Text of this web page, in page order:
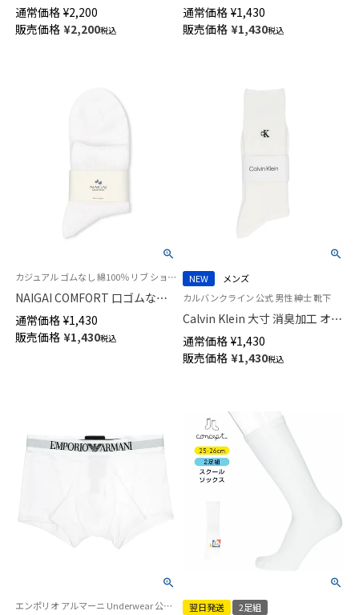
工 ロングホーズ ワンポイント
刺繍 ハイソックス メンズ
02032932
通常価格 ¥2,200
販売価格 ¥2,200税込
ーチにフィット ランニング・ウ
ォーキングをサポートするソッ
クス 消臭糸使用 ショート丈 レ
通常価格 ¥1,430
販売価格 ¥1,430税込
カジュアル ゴムなし 綿100％ リブ ショート丈 男性 旧02302507
NAIGAI COMFORT 口ゴムなし
抗菌防臭加工 綿100% ショート
丈 ソックス メンズ 日本製
02302508
通常価格 ¥1,430
販売価格 ¥1,430税込
NEW
メンズ
カルバンクライン 公式 男性 紳士 靴下
Calvin Klein 大寸 消臭加工 オー
ガニックコットン混 ワンポイン
ト リブ クルー丈 カジュアル ソ
ックス メンズ 日本製 大きいサ
通常価格 ¥1,430
販売価格 ¥1,430税込
エンポリオ アルマーニ Underwear 公式オンラインショップ 翌日発送
2足組